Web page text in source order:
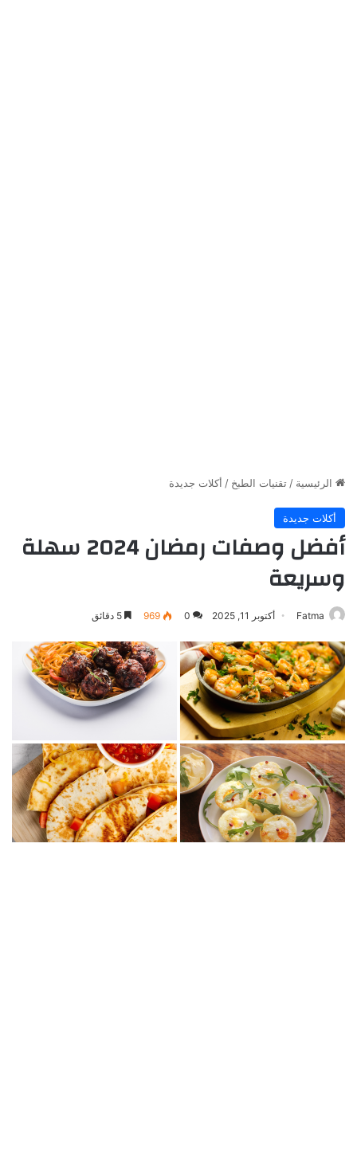
الرئيسية / تقنيات الطبخ / أكلات جديدة
أكلات جديدة
أفضل وصفات رمضان 2024 سهلة
وسريعة
Fatma أكتوبر 11, 2025 0
969